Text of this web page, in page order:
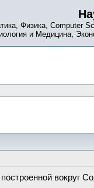
Физика, Computer
и Медицина,
вокруг